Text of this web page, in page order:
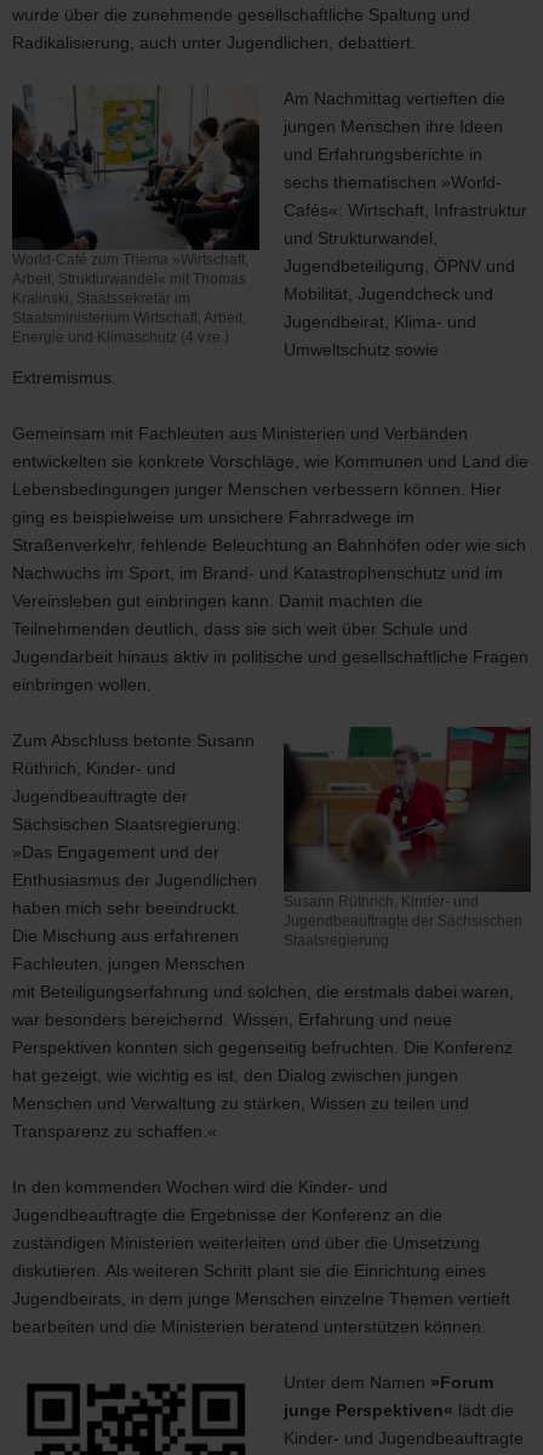
Zukunftwerkstatt
wurde über die zunehmende gesellschaftliche Spaltung und
Radikalisierung, auch unter Jugendlichen, debattiert.
World-Café zum Thema »Wirtschaft,
Arbeit, Strukturwandel« mit Thomas
Kralinski, Staatssekretär im
Staatsministerium Wirtschaft, Arbeit,
Energie und Klimaschutz (4.v.re.)
Café
Thema
Arbeit,
Strukturwandel«
mit
Thomas
Kralinski,
im
Staatsministerium
Wirtschaft,
Arbeit,
Klimaschutz
(4.v.re.)
Am Nachmittag vertieften die
jungen Menschen ihre Ideen
und Erfahrungsberichte in
sechs thematischen »World-
Cafés«: Wirtschaft, Infrastruktur
und Strukturwandel,
Jugendbeteiligung, ÖPNV und
Mobilität, Jugendcheck und
Jugendbeirat, Klima- und
Umweltschutz sowie
Extremismus.
Gemeinsam mit Fachleuten aus Ministerien und Verbänden
entwickelten sie konkrete Vorschläge, wie Kommunen und Land die
Lebensbedingungen junger Menschen verbessern können. Hier
ging es beispielweise um unsichere Fahrradwege im
Straßenverkehr, fehlende Beleuchtung an Bahnhöfen oder wie sich
Nachwuchs im Sport, im Brand- und Katastrophenschutz und im
Vereinsleben gut einbringen kann. Damit machten die
Teilnehmenden deutlich, dass sie sich weit über Schule und
Jugendarbeit hinaus aktiv in politische und gesellschaftliche Fragen
einbringen wollen.
Susann Rüthrich, Kinder- und
Jugendbeauftragte der Sächsischen
Staatsregierung
Rüthrich,
und
Jugendbeauftragte
der
Sächsischen
Zum Abschluss betonte Susann
Rüthrich, Kinder- und
Jugendbeauftragte der
Sächsischen Staatsregierung:
»Das Engagement und der
Enthusiasmus der Jugendlichen
haben mich sehr beeindruckt.
Die Mischung aus erfahrenen
Fachleuten, jungen Menschen
mit Beteiligungserfahrung und solchen, die erstmals dabei waren,
war besonders bereichernd. Wissen, Erfahrung und neue
Perspektiven konnten sich gegenseitig befruchten. Die Konferenz
hat gezeigt, wie wichtig es ist, den Dialog zwischen jungen
Menschen und Verwaltung zu stärken, Wissen zu teilen und
Transparenz zu schaffen.«
In den kommenden Wochen wird die Kinder- und
Jugendbeauftragte die Ergebnisse der Konferenz an die
zuständigen Ministerien weiterleiten und über die Umsetzung
diskutieren. Als weiteren Schritt plant sie die Einrichtung eines
Jugendbeirats, in dem junge Menschen einzelne Themen vertieft
bearbeiten und die Ministerien beratend unterstützen können.
Unter dem Namen »Forum
junge Perspektiven« lädt die
Kinder- und Jugendbeauftragte